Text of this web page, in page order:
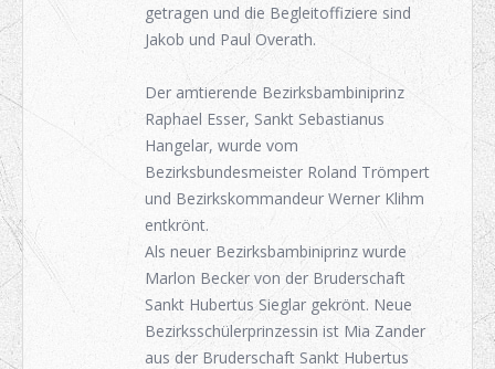
getragen und die Begleitoffiziere sind
Jakob und Paul Overath.
Der amtierende Bezirksbambiniprinz
Raphael Esser, Sankt Sebastianus
Hangelar, wurde vom
Bezirksbundesmeister Roland Trömpert
und Bezirkskommandeur Werner Klihm
entkrönt.
Als neuer Bezirksbambiniprinz wurde
Marlon Becker von der Bruderschaft
Sankt Hubertus Sieglar gekrönt. Neue
Bezirksschülerprinzessin ist Mia Zander
aus der Bruderschaft Sankt Hubertus